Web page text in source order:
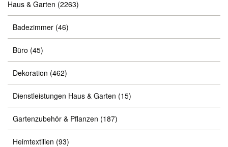
Haus & Garten (2263)
Badezimmer (46)
Büro (45)
Dekoration (462)
Dienstleistungen Haus & Garten (15)
Gartenzubehör & Pflanzen (187)
Heimtextilien (93)